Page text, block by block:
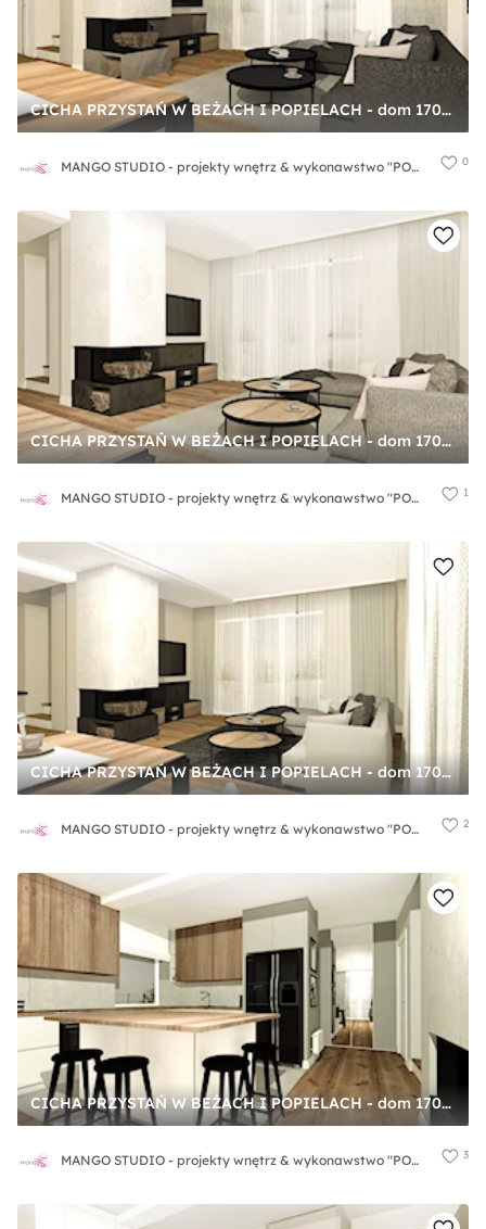
CICHA PRZYSTAŃ W BEŻACH I POPIELACH - dom 170m2 - Duży szary salon z jadalnią, styl nowoczesny - zdjęcie od MANGO STUDIO - projekty wnętrz & wykonawstwo "POD KLUCZ" - ZASTĘPSTWO INWESTORSKIE - projekty wnętrz HoReCa - konsultacje
MANGO STUDIO - projekty wnętrz & wykonawstwo "POD KLUCZ" - ZASTĘPSTWO INWESTORSKIE - projekty wnętrz HoReCa - konsultacje 0
CICHA PRZYSTAŃ W BEŻACH I POPIELACH - dom 170m2 - Duży szary salon z jadalnią, styl nowoczesny - zdjęcie od MANGO STUDIO - projekty wnętrz & wykonawstwo "POD KLUCZ" - ZASTĘPSTWO INWESTORSKIE - projekty wnętrz HoReCa - konsultacje
MANGO STUDIO - projekty wnętrz & wykonawstwo "POD KLUCZ" - ZASTĘPSTWO INWESTORSKIE - projekty wnętrz HoReCa - konsultacje 1
CICHA PRZYSTAŃ W BEŻACH I POPIELACH - dom 170m2 - Duży szary salon z jadalnią, styl nowoczesny - zdjęcie od MANGO STUDIO - projekty wnętrz & wykonawstwo "POD KLUCZ" - ZASTĘPSTWO INWESTORSKIE - projekty wnętrz HoReCa - konsultacje
MANGO STUDIO - projekty wnętrz & wykonawstwo "POD KLUCZ" - ZASTĘPSTWO INWESTORSKIE - projekty wnętrz HoReCa - konsultacje 2
CICHA PRZYSTAŃ W BEŻACH I POPIELACH - dom 170m2 - Średnia otwarta z kamiennym blatem szara z zabudowaną lodówką z nablatowym zlewozmywakiem kuchnia w kształcie litery l z wyspą lub półwyspem z oknem, styl nowoczesny - zdjęcie od MANGO STUDIO - projekty wnętrz & wykonawstwo "POD KLUCZ" - ZASTĘPSTWO INWESTORSKIE - projekty wnętrz HoReCa - konsultacje
MANGO STUDIO - projekty wnętrz & wykonawstwo "POD KLUCZ" - ZASTĘPSTWO INWESTORSKIE - projekty wnętrz HoReCa - konsultacje 3